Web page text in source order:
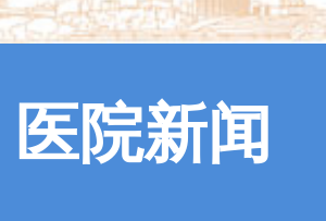
医院新闻